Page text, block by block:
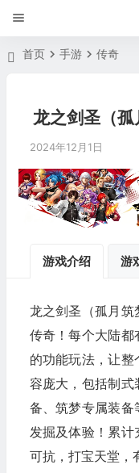
首页 手游 传奇
龙之剑圣（孤
2024年12月1日
游戏介绍 游
龙之剑圣（孤月筑
传奇！每个大陆
的功能玩法，让
容庞大，包括制式
备、筑梦专属装备
发掘及体验！累
可抗，打宝天堂，